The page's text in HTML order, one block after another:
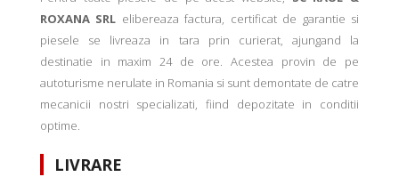
ROXANA SRL elibereaza factura, certificat de garantie si
piesele se livreaza in tara prin curierat, ajungand la
destinatie in maxim 24 de ore. Acestea provin de pe
autoturisme nerulate in Romania si sunt demontate de catre
mecanicii nostri specializati, fiind depozitate in conditii
optime.
LIVRARE